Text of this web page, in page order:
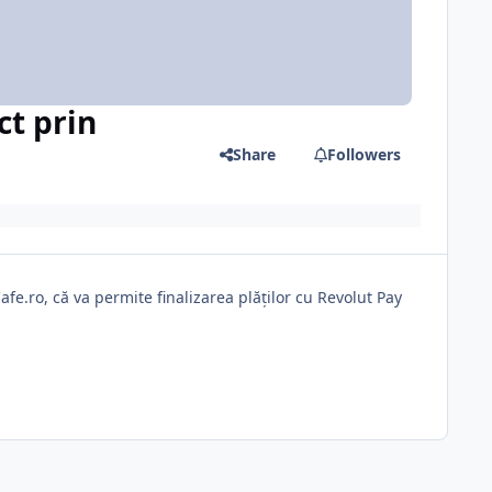
prin
Share Followers
că va permite finalizarea plăților cu Revolut Pay